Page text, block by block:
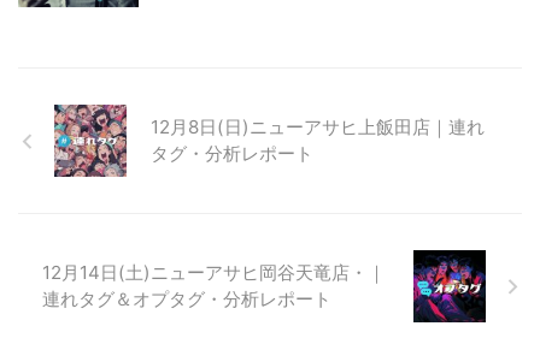
12月8日(日)ニューアサヒ上飯田店｜連れ
タグ・分析レポート
12月14日(土)ニューアサヒ岡谷天竜店・｜
連れタグ＆オプタグ・分析レポート